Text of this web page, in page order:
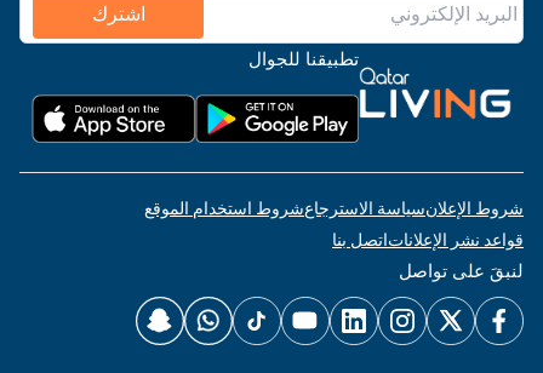
اشترك
تطبيقنا للجوال
شروط الإعلانسياسة الاسترجاعشروط استخدام الموقع
قواعد نشر الإعلاناتاتصل بنا
لنبقَ على تواصل